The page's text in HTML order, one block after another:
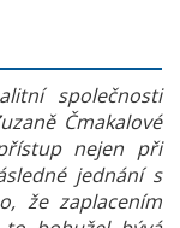
společnosti
Čmakalové
nejen při
jednání s
že zaplacením